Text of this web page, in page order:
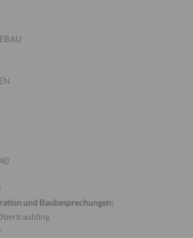
und Baubesprechungen: